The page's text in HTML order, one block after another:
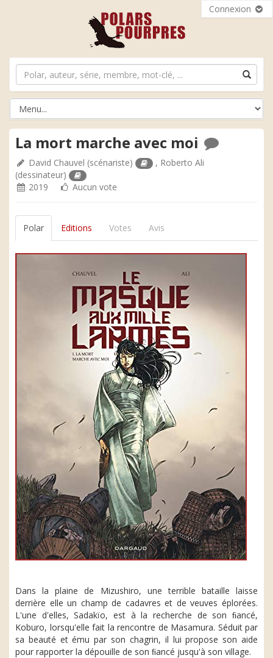
Connexion
La mort marche avec moi
David Chauvel (scénariste) , Roberto Ali
(dessinateur)
2019
Aucun vote
Polar Editions Votes Avis
Dans la plaine de Mizushiro, une terrible bataille laisse
derrière elle un champ de cadavres et de veuves éplorées.
L'une d'elles, Sadakïo, est à la recherche de son ﬁancé,
Koburo, lorsqu'elle fait la rencontre de Masamura. Séduit par
sa beauté et ému par son chagrin, il lui propose son aide
pour rapporter la dépouille de son ﬁancé jusqu'à son village.